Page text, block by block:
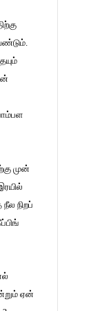
முன்
நிறப்
ஏன்